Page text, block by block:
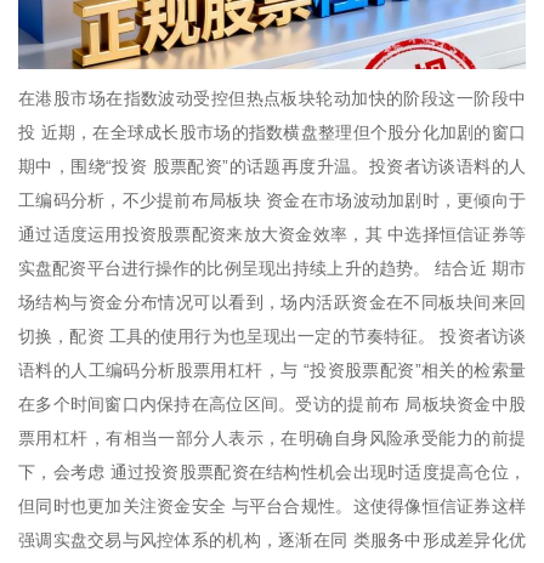
在港股市场在指数波动受控但热点板块轮动加快的阶段这一阶段中
投 近期，在全球成长股市场的指数横盘整理但个股分化加剧的窗口
期中，围绕“投资 股票配资”的话题再度升温。投资者访谈语料的人
工编码分析，不少提前布局板块 资金在市场波动加剧时，更倾向于
通过适度运用投资股票配资来放大资金效率，其 中选择恒信证券等
实盘配资平台进行操作的比例呈现出持续上升的趋势。 结合近 期市
场结构与资金分布情况可以看到，场内活跃资金在不同板块间来回
切换，配资 工具的使用行为也呈现出一定的节奏特征。 投资者访谈
语料的人工编码分析股票用杠杆，与 “投资股票配资”相关的检索量
在多个时间窗口内保持在高位区间。受访的提前布 局板块资金中股
票用杠杆，有相当一部分人表示，在明确自身风险承受能力的前提
下，会考虑 通过投资股票配资在结构性机会出现时适度提高仓位，
但同时也更加关注资金安全 与平台合规性。这使得像恒信证券这样
强调实盘交易与风控体系的机构，逐渐在同 类服务中形成差异化优